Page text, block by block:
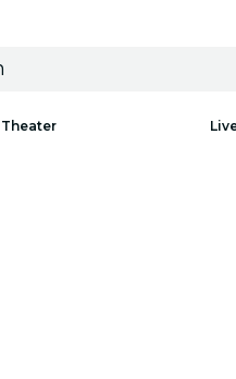
Theater